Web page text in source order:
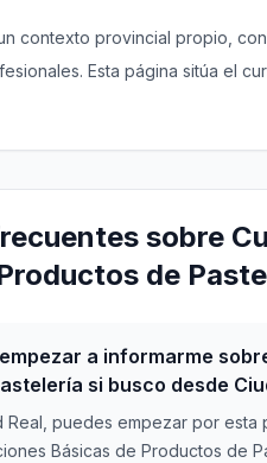
contexto provincial propio,
Esta página sitúa el
sobre
de
a informarme
si busco desde
Real, puedes empezar por
Básicas de Productos de